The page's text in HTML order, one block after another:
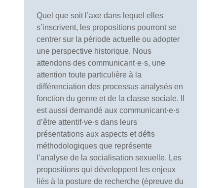
Quel que soit l’axe dans lequel elles
s’inscrivent, les propositions pourront se
centrer sur la période actuelle ou adopter
une perspective historique. Nous
attendons des communicant·e·s, une
attention toute particulière à la
différenciation des processus analysés en
fonction du genre et de la classe sociale. Il
est aussi demandé aux communicant·e·s
d’être attentif·ve·s dans leurs
présentations aux aspects et défis
méthodologiques que représente
l’analyse de la socialisation sexuelle. Les
propositions qui développent les enjeux
liés à la posture de recherche (épreuve du